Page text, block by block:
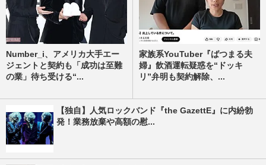
Number_i、アメリカ大手エー
ジェントと契約も「成功は至難
の業」待ち受ける“...
家族系YouTuber『ばつまる夫
婦』飲酒運転疑惑を“ドッキ
リ”弁明も契約解除、...
【独自】人気ロックバンド『the GazettE』に内紛勃
発！業務放棄や高額の慰...